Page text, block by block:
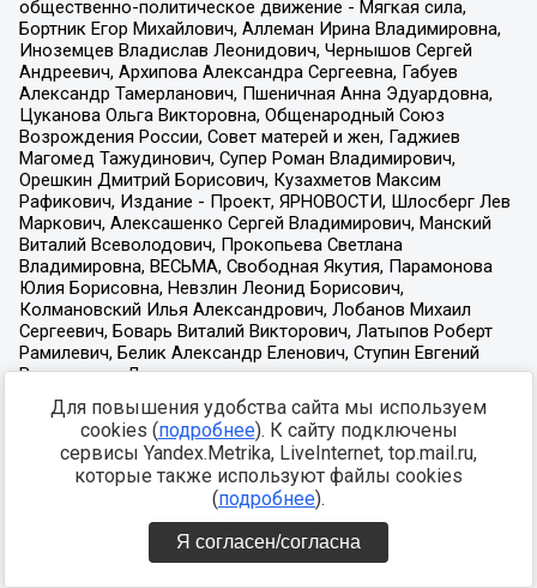
Для повышения удобства сайта мы используем
cookies (подробнее). К сайту подключены
сервисы Yandex.Metrika, LiveInternet, top.mail.ru,
которые также используют файлы cookies
(подробнее).
Я согласен/согласна